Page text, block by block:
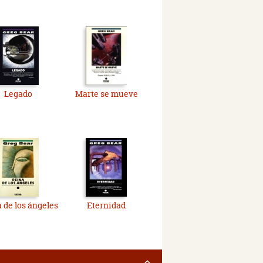
Legado Marte se mueve
de los ángeles Eternidad